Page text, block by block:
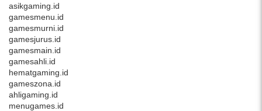
asikgaming.id
gamesmenu.id
gamesmurni.id
gamesjurus.id
gamesmain.id
gamesahli.id
hematgaming.id
gameszona.id
ahligaming.id
menugames.id